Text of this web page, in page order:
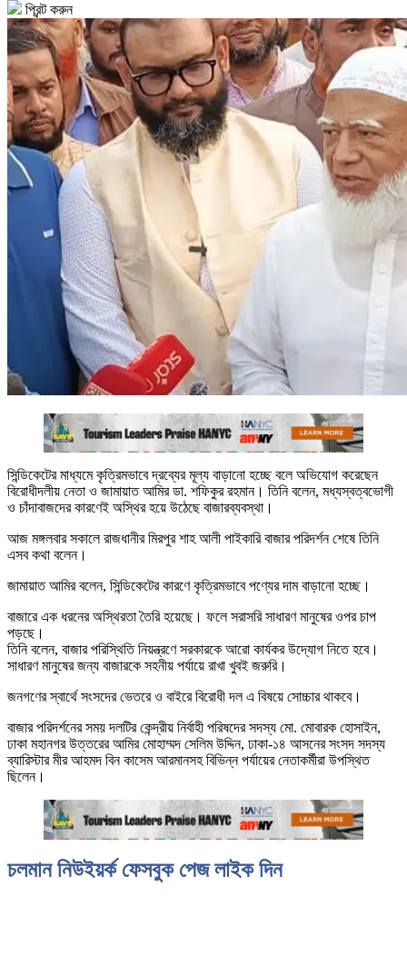
প্রিন্ট করুন
সিন্ডিকেটের মাধ্যমে কৃত্রিমভাবে দ্রব্যের মূল্য বাড়ানো হচ্ছে বলে অভিযোগ করেছেন
বিরোধীদলীয় নেতা ও জামায়াত আমির ডা. শফিকুর রহমান। তিনি বলেন, মধ্যস্বত্বভোগী
ও চাঁদাবাজদের কারণেই অস্থির হয়ে উঠেছে বাজারব্যবস্থা।
আজ মঙ্গলবার সকালে রাজধানীর মিরপুর শাহ আলী পাইকারি বাজার পরিদর্শন শেষে তিনি
এসব কথা বলেন।
জামায়াত আমির বলেন, সিন্ডিকেটের কারণে কৃত্রিমভাবে পণ্যের দাম বাড়ানো হচ্ছে।
বাজারে এক ধরনের অস্থিরতা তৈরি হয়েছে। ফলে সরাসরি সাধারণ মানুষের ওপর চাপ
পড়ছে।
তিনি বলেন, বাজার পরিস্থিতি নিয়ন্ত্রণে সরকারকে আরো কার্যকর উদ্যোগ নিতে হবে।
সাধারণ মানুষের জন্য বাজারকে সহনীয় পর্যায়ে রাখা খুবই জরুরি।
জনগণের স্বার্থে সংসদের ভেতরে ও বাইরে বিরোধী দল এ বিষয়ে সোচ্চার থাকবে।
বাজার পরিদর্শনের সময় দলটির কেন্দ্রীয় নির্বাহী পরিষদের সদস্য মো. মোবারক হোসাইন,
ঢাকা মহানগর উত্তরের আমির মোহাম্মদ সেলিম উদ্দিন, ঢাকা-১৪ আসনের সংসদ সদস্য
ব্যারিস্টার মীর আহমদ বিন কাসেম আরমানসহ বিভিন্ন পর্যায়ের নেতাকর্মীরা উপস্থিত
ছিলেন।
চলমান নিউইয়র্ক ফেসবুক পেজ লাইক দিন